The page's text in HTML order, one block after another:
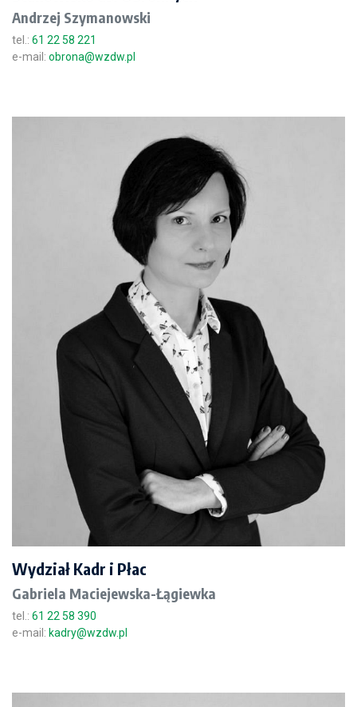
Andrzej Szymanowski
tel.: 61 22 58 221
e-mail: obrona@wzdw.pl
Wydział Kadr i Płac
Gabriela Maciejewska-Łągiewka
tel.: 61 22 58 390
e-mail: kadry@wzdw.pl